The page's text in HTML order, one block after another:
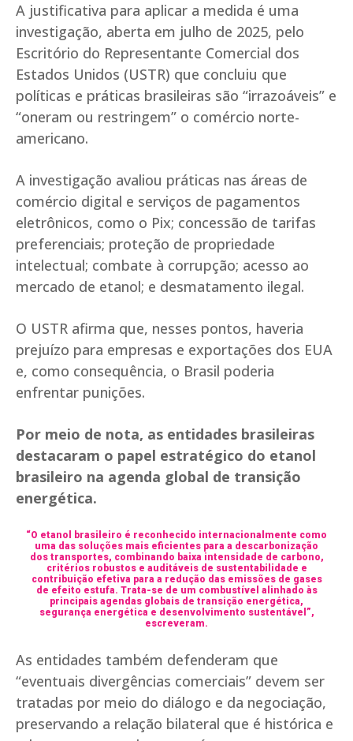
A justificativa para aplicar a medida é uma
investigação, aberta em julho de 2025, pelo
Escritório do Representante Comercial dos
Estados Unidos (USTR) que concluiu que
políticas e práticas brasileiras são “irrazoáveis” e
“oneram ou restringem” o comércio norte-
americano.
A investigação avaliou práticas nas áreas de
comércio digital e serviços de pagamentos
eletrônicos, como o Pix; concessão de tarifas
preferenciais; proteção de propriedade
intelectual; combate à corrupção; acesso ao
mercado de etanol; e desmatamento ilegal.
O USTR afirma que, nesses pontos, haveria
prejuízo para empresas e exportações dos EUA
e, como consequência, o Brasil poderia
enfrentar punições.
Por meio de nota, as entidades brasileiras
destacaram o papel estratégico do etanol
brasileiro na agenda global de transição
energética.
“O etanol brasileiro é reconhecido internacionalmente como
uma das soluções mais eficientes para a descarbonização
dos transportes, combinando baixa intensidade de carbono,
critérios robustos e auditáveis de sustentabilidade e
contribuição efetiva para a redução das emissões de gases
de efeito estufa. Trata-se de um combustível alinhado às
principais agendas globais de transição energética,
segurança energética e desenvolvimento sustentável”,
escreveram.
As entidades também defenderam que
“eventuais divergências comerciais” devem ser
tratadas por meio do diálogo e da negociação,
preservando a relação bilateral que é histórica e